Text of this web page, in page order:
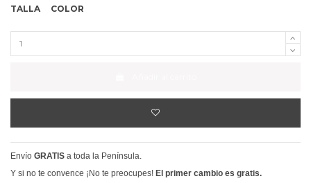
TALLA COLOR
Envío GRATIS a toda la Península.
Y si no te convence ¡No te preocupes! El primer cambio es gratis.